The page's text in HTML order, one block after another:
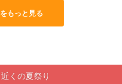
もっと見る
くの夏祭り